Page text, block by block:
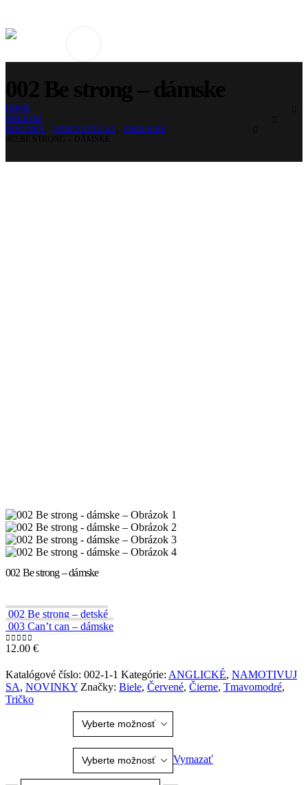
HOME
OBCHOD
NOVINKY
NAMOTIVUJ SA
ANGLICKÉ
002 Be strong – dámske
002 Be strong – detské
003 Can’t can – dámske
out of 5
12.00 €
Katalógové číslo: 002-1-1 Kategórie: ANGLICKÉ, NAMOTIVUJ
SA, NOVINKY Značky: Biele, Červené, Čierne, Tmavomodré,
Tričko
Vymazať